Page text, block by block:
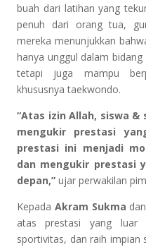
buah dari latihan yang
penuh dari orang tua,
mereka menunjukkan
hanya unggul dalam bidang
tetapi juga mampu
khususnya taekwondo.
“Atas izin Allah, siswa &
mengukir prestasi
prestasi ini menjadi
dan mengukir prestasi
depan,” ujar perwakilan
Kepada Akram Sukma dan
atas prestasi yang luar
sportivitas, dan raih impian